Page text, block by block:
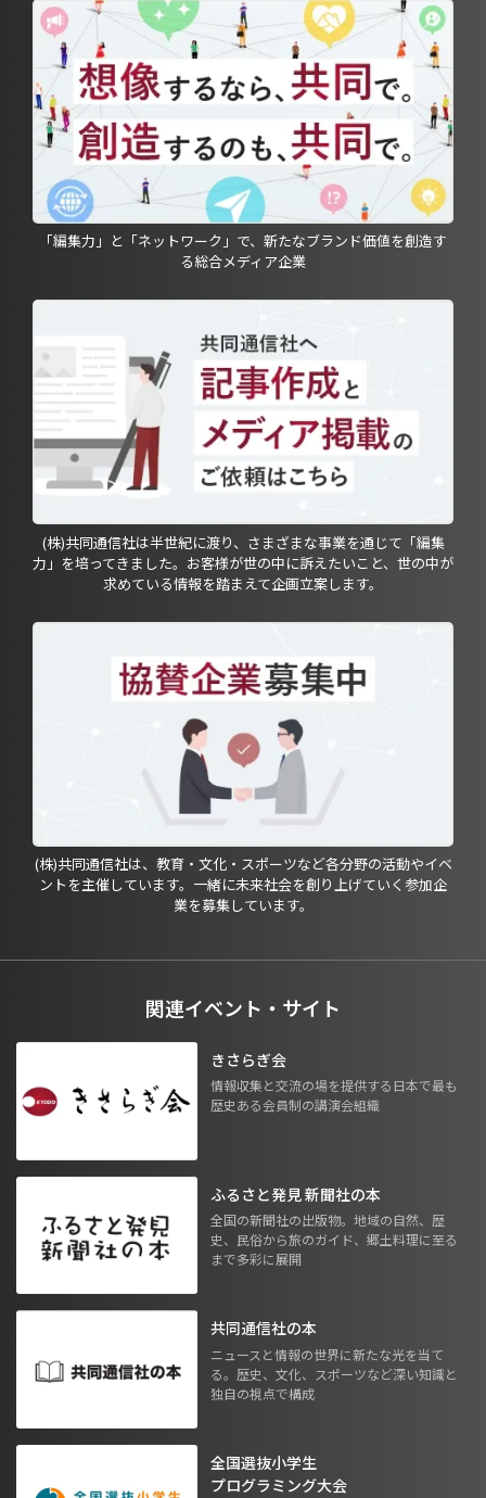
「編集力」と「ネットワーク」で、新たなブランド価値を創造す
る総合メディア企業
(株)共同通信社は半世紀に渡り、さまざまな事業を通じて「編集
力」を培ってきました。お客様が世の中に訴えたいこと、世の中が
求めている情報を踏まえて企画立案します。
(株)共同通信社は、教育・文化・スポーツなど各分野の活動やイベ
ントを主催しています。一緒に未来社会を創り上げていく参加企
業を募集しています。
関連イベント・サイト
きさらぎ会
情報収集と交流の場を提供する日本で最も
歴史ある会員制の講演会組織
ふるさと発見 新聞社の本
全国の新聞社の出版物。地域の自然、歴
史、民俗から旅のガイド、郷土料理に至る
まで多彩に展開
共同通信社の本
ニュースと情報の世界に新たな光を当て
る。歴史、文化、スポーツなど深い知識と
独自の視点で構成
全国選抜小学生
プログラミング大会